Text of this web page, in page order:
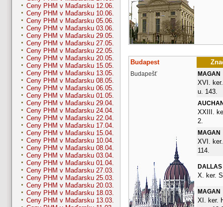
Ceny PHM v Maďarsku 12.06.
Ceny PHM v Maďarsku 10.06.
Ceny PHM v Maďarsku 05.06.
Ceny PHM v Maďarsku 03.06.
Ceny PHM v Maďarsku 29.05.
Ceny PHM v Maďarsku 27.05.
Ceny PHM v Maďarsku 22.05.
Ceny PHM v Maďarsku 20.05.
Ceny PHM v Maďarsku 15.05.
Ceny PHM v Maďarsku 13.05.
Ceny PHM v Maďarsku 08.05.
Ceny PHM v Maďarsku 06.05.
Ceny PHM v Maďarsku 01.05.
Ceny PHM v Maďarsku 29.04.
Ceny PHM v Maďarsku 24.04.
Ceny PHM v Maďarsku 22.04.
Ceny PHM v Maďarsku 17.04.
Ceny PHM v Maďarsku 15.04.
Ceny PHM v Maďarsku 10.04.
Ceny PHM v Maďarsku 08.04.
Ceny PHM v Maďarsku 03.04.
Ceny PHM v Maďarsku 01.04.
Ceny PHM v Maďarsku 27.03.
Ceny PHM v Maďarsku 25.03.
Ceny PHM v Maďarsku 20.03.
Ceny PHM v Maďarsku 18.03.
Ceny PHM v Maďarsku 13.03.
Budapest
Budapešť MAGAN
XVI.
u. 143.
XXIII.
2.
MAGAN
XVI.
114.
DALLAS
X. ker.
MAGAN
XI. ker.